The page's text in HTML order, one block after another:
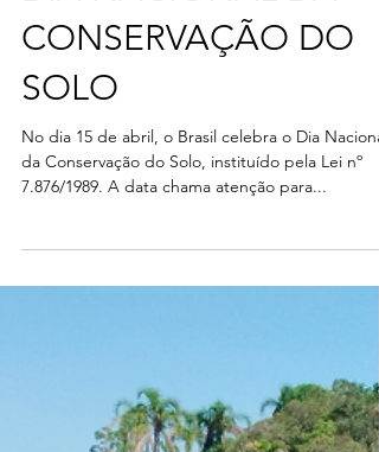
DIA NACIONAL DA
CONSERVAÇÃO DO
SOLO
No dia 15 de abril, o Brasil celebra o Dia Nacional